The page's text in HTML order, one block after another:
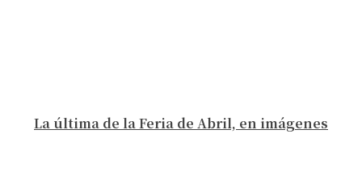
La última de la Feria de Abril, en imágenes